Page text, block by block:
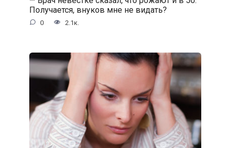
Получается, внуков мне не видать?
0 2.1к.